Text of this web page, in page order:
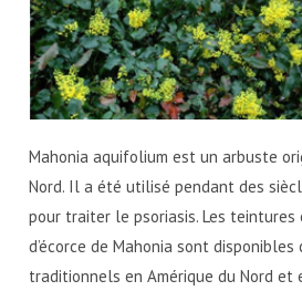
Mahonia aquifolium est un arbuste
Nord. Il a été utilisé pendant des
pour traiter le psoriasis. Les
d’écorce de Mahonia sont disponibles
traditionnels en Amérique du Nord et